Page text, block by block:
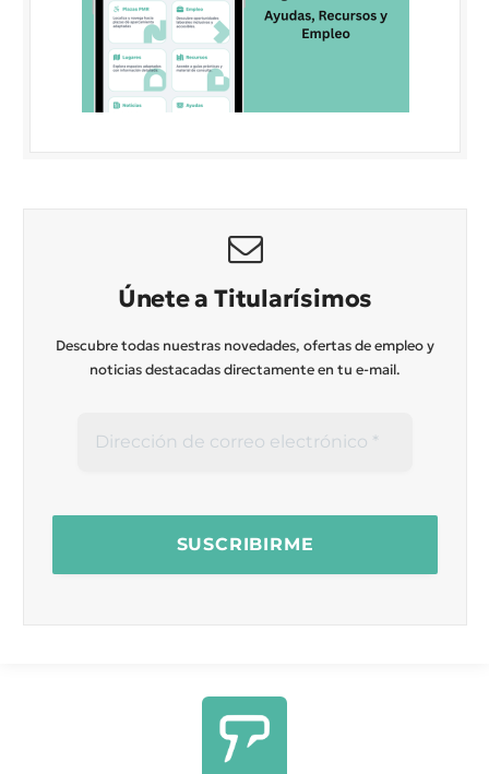
Únete a Titularísimos
Descubre todas nuestras novedades, ofertas de empleo y
noticias destacadas directamente en tu e-mail.